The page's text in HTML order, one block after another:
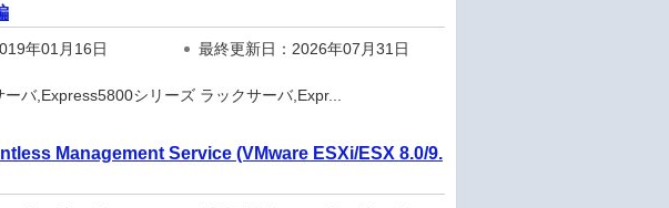
年01月16日
最終更新日：2026年07月31日
バ,Express5800シリーズ ラックサーバ,Expr...
Management Service (VMware ESXi/ESX 8.0/9.